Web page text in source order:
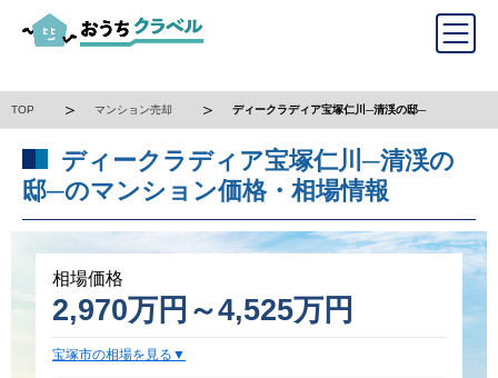
TOP マンション売却 ディークラディア宝塚仁川─清渓の邸─
ディークラディア宝塚仁川─清渓の
邸─のマンション価格・相場情報
相場価格
2,970万円～4,525万円
宝塚市の相場を見る